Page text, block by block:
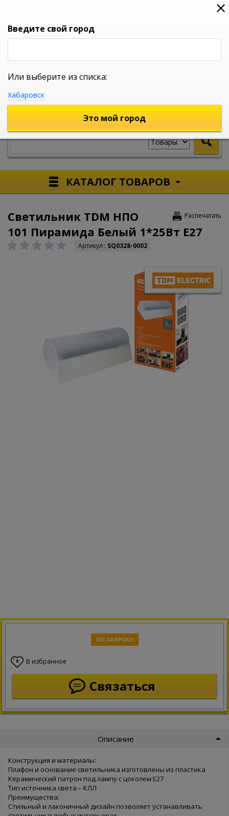
0
УНИВЕРСАЛЬНЫЙ ИНТЕРНЕТ МАГАЗИН
КАТАЛОГ ТОВАРОВ
Распечатать
Светильник TDM НПО
101 Пирамида Белый 1*25Вт E27
Артикул : SQ0328-0002
ПО ЗАПРОСУ
0 В избранное
Связаться
Описание
Конструкция и материалы:
Плафон и основание светильника изготовлены из пластика
Керамический патрон под лампу с цоколем Е27
Тип источника света – КЛЛ
Преимущества:
Стильный и лаконичный дизайн позволяет устанавливать
Введите свой город
Или выберите из списка:
Хабаровск
Это мой город